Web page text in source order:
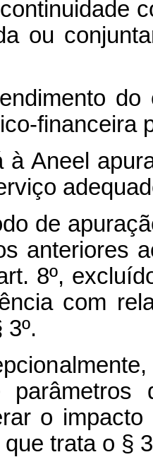
ou
do
financeira
à Aneel
de
anteriores
8º,
com
o
trata o §